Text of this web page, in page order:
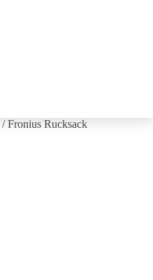
/ Fronius Rucksack